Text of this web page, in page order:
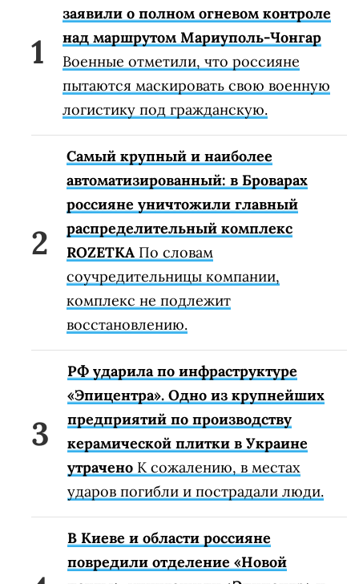
заявили о полном огневом контроле
над маршрутом Мариуполь-Чонгар
Военные отметили, что россияне
пытаются маскировать свою военную
логистику под гражданскую.
Самый крупный и наиболее
автоматизированный: в Броварах
россияне уничтожили главный
распределительный комплекс
ROZETKA По словам
соучредительницы компании,
комплекс не подлежит
восстановлению.
РФ ударила по инфраструктуре
«Эпицентра». Одно из крупнейших
предприятий по производству
керамической плитки в Украине
утрачено К сожалению, в местах
ударов погибли и пострадали люди.
В Киеве и области россияне
повредили отделение «Новой